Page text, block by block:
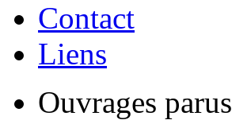
Contact
Liens
Ouvrages parus